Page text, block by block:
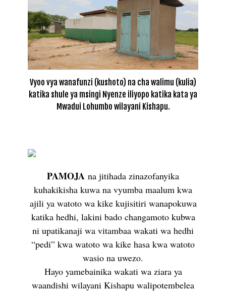
Vyoo vya wanafunzi (kushoto) na cha walimu (kulia)
katika shule ya msingi Nyenze iliyopo katika kata ya
Mwadui Lohumbo wilayani Kishapu.
PAMOJA na jitihada zinazofanyika
kuhakikisha kuwa na vyumba maalum kwa
ajili ya watoto wa kike kujisitiri wanapokuwa
katika hedhi, lakini bado changamoto kubwa
ni upatikanaji wa vitambaa wakati wa hedhi
“pedi” kwa watoto wa kike hasa kwa watoto
wasio na uwezo.
Hayo yamebainika wakati wa ziara ya
waandishi wilayani Kishapu walipotembelea